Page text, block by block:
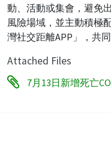
動、活動或集會，避免
風險場域，並主動積極
灣社交距離APP」，共
Attached Files
7月13日新增死亡